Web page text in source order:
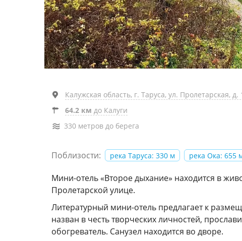
Калужская область, г. Таруса, ул. Пролетарская, д.
64.2 км до Калуги
330 метров до берега
Поблизости: река Таруса: 330 м река Ока: 655
Мини-отель «Второе дыхание» находится в
Пролетарской улице.
Литературный мини-отель предлагает к
назван в честь творческих личностей,
обогреватель. Санузел находится во дворе.